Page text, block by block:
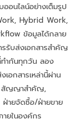
นไลน์อย่างเต็มรูป
Hybrid Work,
ข้อมูลได้กลาย
รับส่งเอกสารสำคัญ
ทำกันทุกวัน ลอง
อกสารเหล่านี้ผ่าน
สัญญาสำคัญ,
ฝ่ายจัดซื้อ/ฝ่ายขาย
ภายในองค์กร